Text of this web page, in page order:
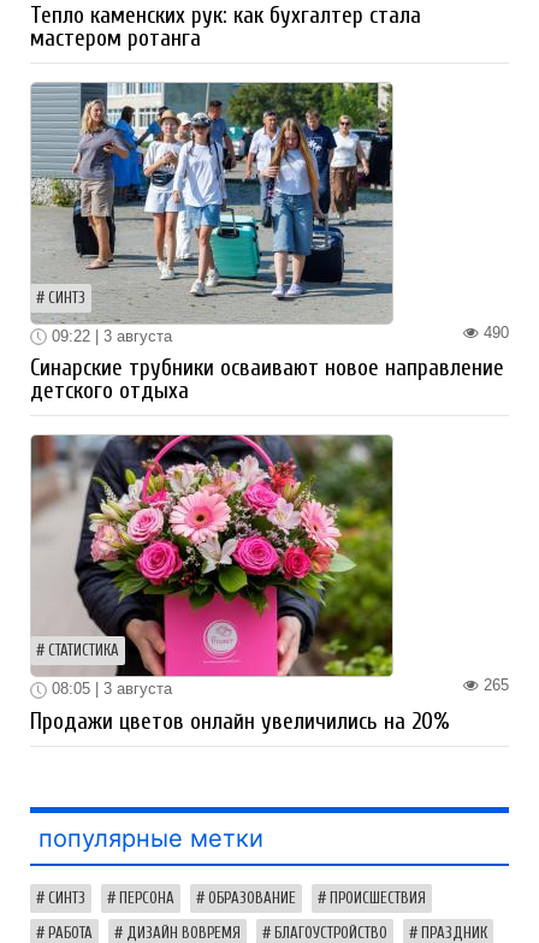
Тепло каменских рук: как бухгалтер стала
мастером ротанга
СИНТЗ
490
09:22 | 3 августа
Синарские трубники осваивают новое направление
детского отдыха
СТАТИСТИКА
265
08:05 | 3 августа
Продажи цветов онлайн увеличились на 20%
популярные метки
СИНТЗ ПЕРСОНА ОБРАЗОВАНИЕ ПРОИСШЕСТВИЯ
РАБОТА ДИЗАЙН ВОВРЕМЯ БЛАГОУСТРОЙСТВО ПРАЗДНИК